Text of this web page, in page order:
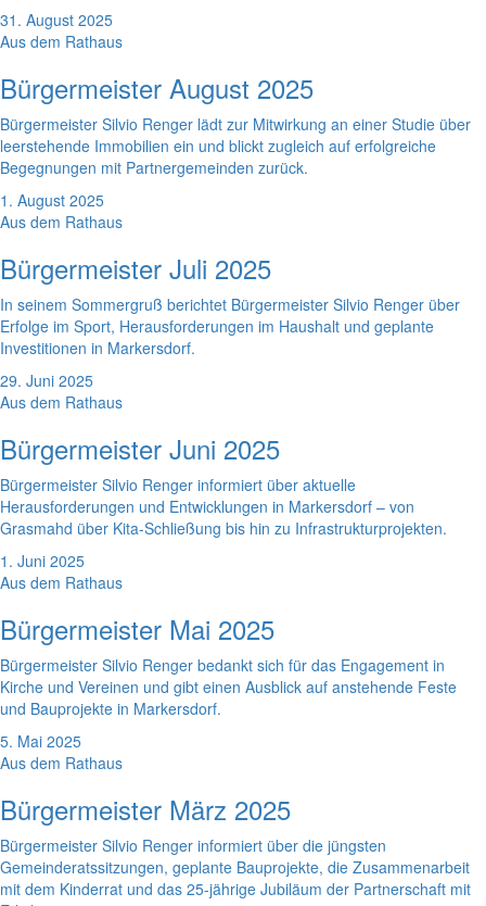
31. August 2025
Aus dem Rathaus
Bürgermeister August 2025
Bürgermeister Silvio Renger lädt zur Mitwirkung an einer Studie über
leerstehende Immobilien ein und blickt zugleich auf erfolgreiche
Begegnungen mit Partnergemeinden zurück.
1. August 2025
Aus dem Rathaus
Bürgermeister Juli 2025
In seinem Sommergruß berichtet Bürgermeister Silvio Renger über
Erfolge im Sport, Herausforderungen im Haushalt und geplante
Investitionen in Markersdorf.
29. Juni 2025
Aus dem Rathaus
Bürgermeister Juni 2025
Bürgermeister Silvio Renger informiert über aktuelle
Herausforderungen und Entwicklungen in Markersdorf – von
Grasmahd über Kita-Schließung bis hin zu Infrastrukturprojekten.
1. Juni 2025
Aus dem Rathaus
Bürgermeister Mai 2025
Bürgermeister Silvio Renger bedankt sich für das Engagement in
Kirche und Vereinen und gibt einen Ausblick auf anstehende Feste
und Bauprojekte in Markersdorf.
5. Mai 2025
Aus dem Rathaus
Bürgermeister März 2025
Bürgermeister Silvio Renger informiert über die jüngsten
Gemeinderatssitzungen, geplante Bauprojekte, die Zusammenarbeit
mit dem Kinderrat und das 25-jährige Jubiläum der Partnerschaft mit